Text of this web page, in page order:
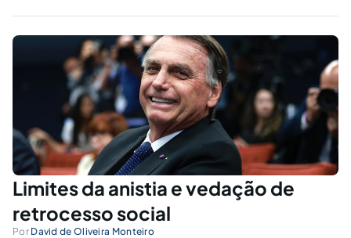
penal. A análise minuciosa distinguiu atos de cogitação e
preparatórios, impuníveis, de atos de execução, puníveis,
questionando se a tentativa de golpe e a abolição do Estado
Democrático de Direito realmente se amoldariam aos tipos
penais invocados.
Limites da anistia e vedação de
retrocesso social
Por David de Oliveira Monteiro